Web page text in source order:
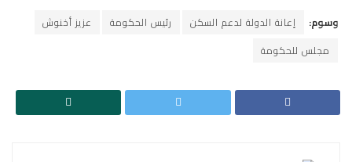
وسوم: إعانة الدولة لدعم السكن رئيس الحكومة
عزيز أخنوش
مجلس للحكومة